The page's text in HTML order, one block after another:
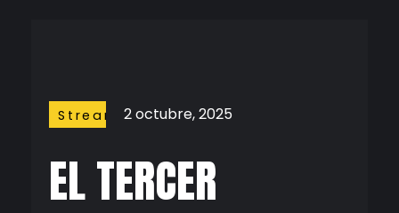
EL TERCER
2 octubre, 2025
Streaming